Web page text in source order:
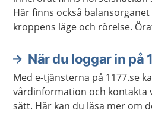
Här finns också
kroppens läge och rörelse.
hörselcentrum och
När du loggar in på
Med e-tjänsterna på 1177.se
vårdinformation och kontakta
sätt. Här kan du läsa mer om